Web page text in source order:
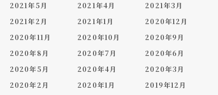
2021年5月
2021年4月
2021年3月
2021年2月
2021年1月
2020年12月
2020年11月
2020年10月
2020年9月
2020年8月
2020年7月
2020年6月
2020年5月
2020年4月
2020年3月
2020年2月
2020年1月
2019年12月